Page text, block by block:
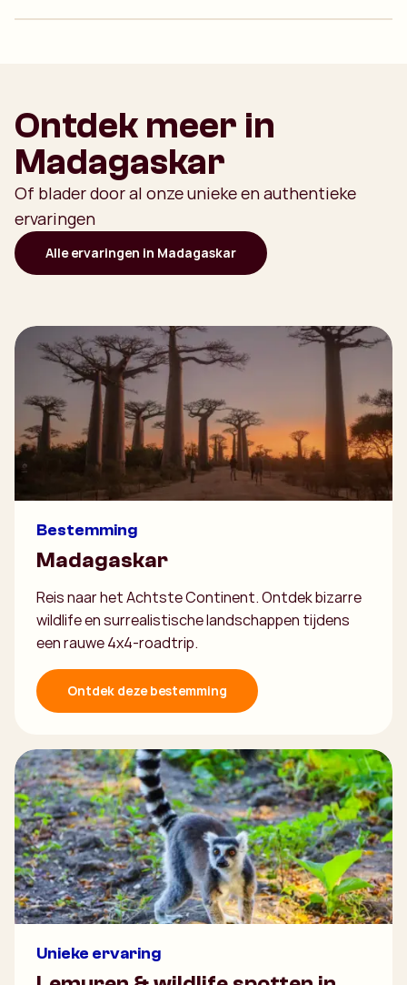
Ontdek meer in
Madagaskar
Of blader door al onze unieke en authentieke
ervaringen
Alle ervaringen in Madagaskar
Bestemming
Madagaskar
Reis naar het Achtste Continent. Ontdek bizarre
wildlife en surrealistische landschappen tijdens
een rauwe 4x4-roadtrip.
Ontdek deze bestemming
Unieke ervaring